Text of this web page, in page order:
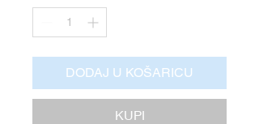
DODAJ U KOŠARICU
KUPI